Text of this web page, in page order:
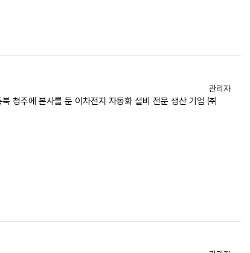
등록자
관리자
청주에 본사를 둔 이차전지 자동화 설비 전문 생산 기업 ㈜